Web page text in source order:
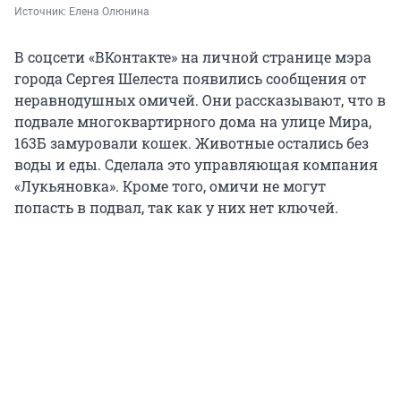
Источник: Елена Олюнина
В соцсети «ВКонтакте» на личной странице мэра
города Сергея Шелеста появились сообщения от
неравнодушных омичей. Они рассказывают, что в
подвале многоквартирного дома на улице Мира,
163Б замуровали кошек. Животные остались без
воды и еды. Сделала это управляющая компания
«Лукьяновка». Кроме того, омичи не могут
попасть в подвал, так как у них нет ключей.